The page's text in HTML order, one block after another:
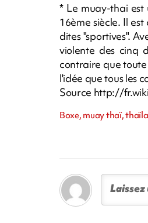
* Le muay-thai
16ème siècle. Il
dites "sportives".
violente des cinq
contraire que
l'idée que tous les
Source http://
Boxe, muay thaï,